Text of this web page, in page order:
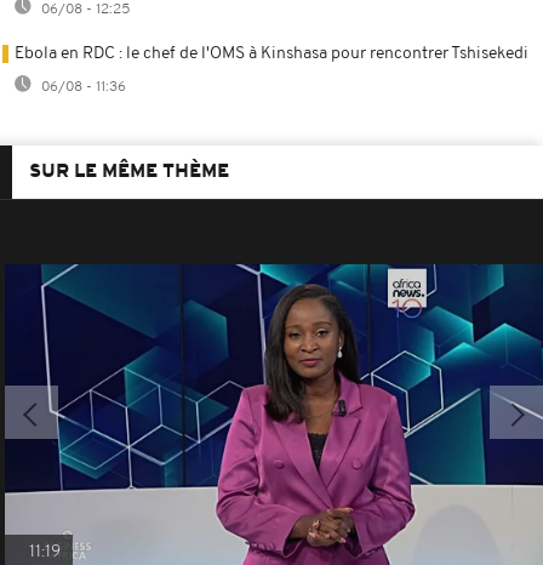
06/08 - 12:25
Ebola en RDC : le chef de l'OMS à Kinshasa pour rencontrer Tshisekedi
06/08 - 11:36
SUR LE MÊME THÈME
11:19